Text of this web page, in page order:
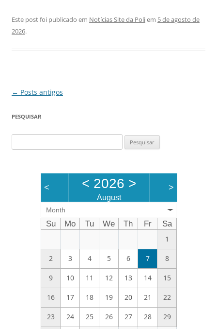
Este post foi publicado em Notícias Site da Poliem 5 de agosto de
2026.
Navegação
posts
← Posts antigos
PESQUISAR
por:
< < 2026 >
August
>
Month
Su Mo Tu We Th Fr
Sa
1
2 3 4 5 6 7 8
9 10 11 12 13 14 15
16 17 18 19 20 21 22
23 24 25 26 27 28 29